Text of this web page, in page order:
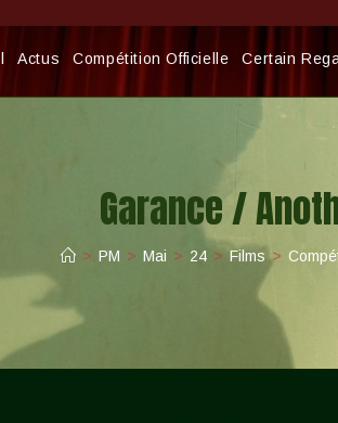
Actus Compétition Officielle Certain
Garance /
> PM > Mai > 24 > Films >